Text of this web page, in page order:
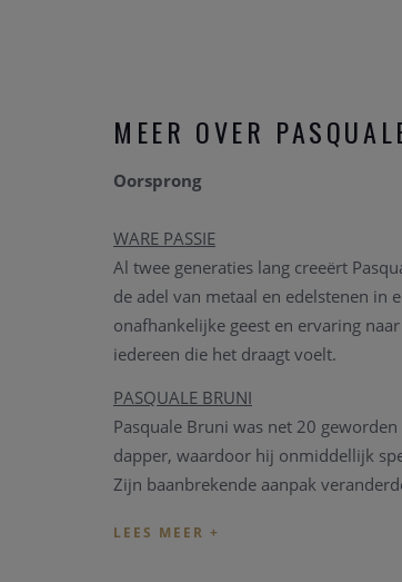
MEER OVER
Oorsprong
WARE PASSIE
Al twee generaties lang creeërt
de adel van metaal en edelstenen in
onafhankelijke geest en ervaring
iedereen die het draagt ​​voelt.
PASQUALE BRUNI
Pasquale Bruni was net 20
dapper, waardoor hij onmiddellijk
Zijn baanbrekende aanpak
Dit is waar Pasquale zijn werkplaats